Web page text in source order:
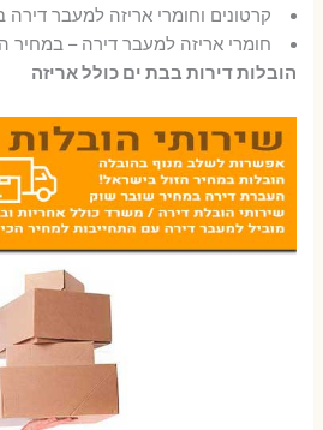
קרטונים וחומרי אריזה למעבר דירה
חומרי אריזה למעבר דירה – במחיר
הובלות דירות בבת ים כולל אריזה